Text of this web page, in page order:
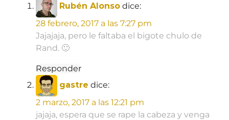
Rubén Alonso dice:
28 febrero, 2017 a las 7:27 pm
Jajajaja, pero le faltaba el bigote chulo de
Rand. 🙂
Responder
gastre dice:
2 marzo, 2017 a las 12:21 pm
jajaja, espera que se rape la cabeza y venga